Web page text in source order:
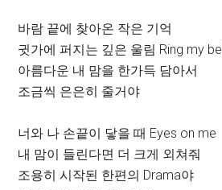
바람 끝에 찾아온 작은 기억
귓가에 퍼지는 깊은 울림 Ring my bell
아름다운 내 맘을 한가득 담아서
조금씩 은은히 줄거야
너와 나 손끝이 닿을 때 Eyes on me
내 맘이 들린다면 더 크게 외쳐줘
조용히 시작된 한편의 Drama야